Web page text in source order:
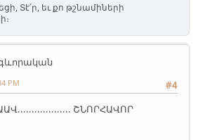
Տէ՛ր, եւ քո թշնամիների
#4
PM
ՇՆՈՐՀԱՎՈՐ